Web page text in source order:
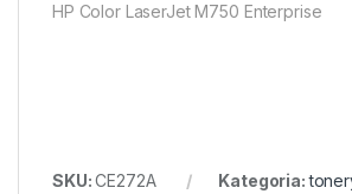
HP Color LaserJet M750 Enterprise
SKU:CE272A Kategoria: